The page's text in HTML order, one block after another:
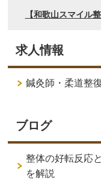
求人情報
鍼灸師・柔道整
ブログ
整体の好転反応
を解説